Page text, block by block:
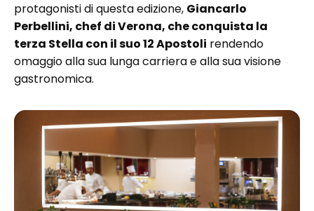
protagonisti di questa edizione, Giancarlo
Perbellini, chef di Verona, che conquista la
terza Stella con il suo 12 Apostoli rendendo
omaggio alla sua lunga carriera e alla sua visione
gastronomica.